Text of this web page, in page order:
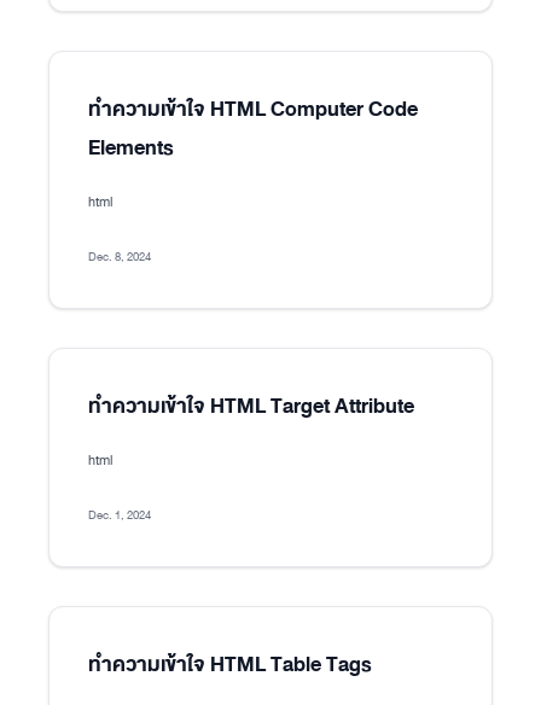
ทำความเข้าใจ HTML Computer Code
Elements
html
Dec. 8, 2024
ทำความเข้าใจ HTML Target Attribute
html
Dec. 1, 2024
ทำความเข้าใจ HTML Table Tags